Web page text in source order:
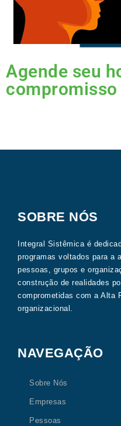
Agende seu
compromisso​
SOBRE NÓS
Integral Sistêmica é
programas voltados para a
pessoas, grupos e
construção de realidades
comprometidas com a Alta
organizacional.
NAVEGAÇÃO
Sobre Nós
Empresas
Pessoas